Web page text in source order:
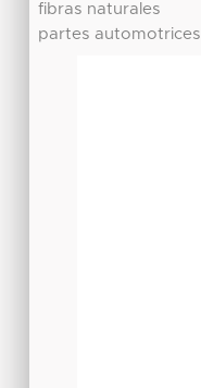
fibras naturales
partes automotrices